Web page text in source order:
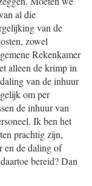
al die
van de
zowel
Rekenkamer
alleen de krimp in
van de inhuur
om per
de inhuur van
Ik ben het
prachtig zijn,
en de daling of
bereid? Dan